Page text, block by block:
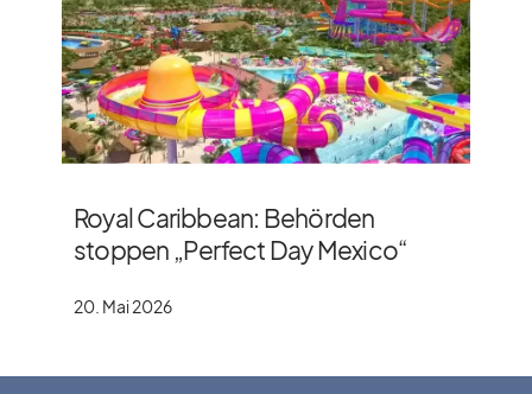
Royal Caribbean: Behörden
stoppen „Perfect Day Mexico“
20. Mai 2026